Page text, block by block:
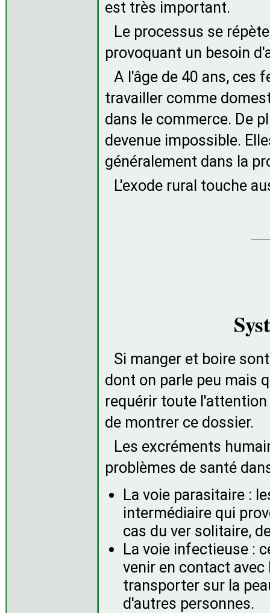
est très important.
Le processus se
provoquant un besoin
A l'âge de 40 ans, ces
travailler comme
dans le commerce. De
devenue impossible.
généralement dans la
L'exode rural touche
Si manger et boire
dont on parle peu mais
requérir toute
de montrer ce dossier.
Les excréments
problèmes de santé
La voie parasitaire :
intermédiaire qui
cas du ver solitaire,
La voie infectieuse :
venir en contact
transporter sur la
d'autres personnes.